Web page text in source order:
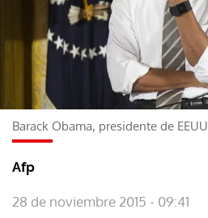
Barack Obama, presidente de EEUU
Afp
28 de noviembre 2015 - 09:41